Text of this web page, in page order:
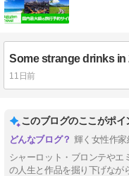
Some strange drinks in
11日前
このブログのここがポイ
輝く女性作
シャーロット・ブロンテやエ
の人生と作品を掘り下げなが